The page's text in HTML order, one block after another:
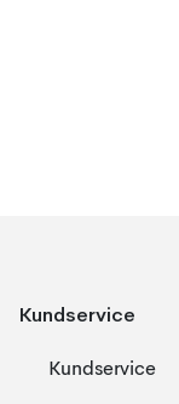
Kundservice
Kundservice